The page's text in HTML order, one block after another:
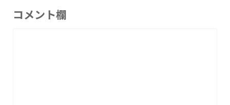
コメント欄